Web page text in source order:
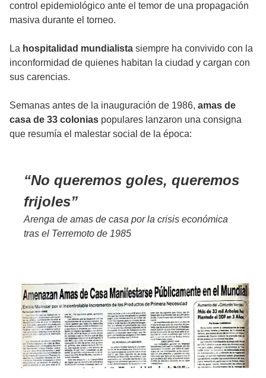
control epidemiológico ante el temor de una propagación
masiva durante el torneo.
La hospitalidad mundialista siempre ha convivido con la
inconformidad de quienes habitan la ciudad y cargan con
sus carencias.
Semanas antes de la inauguración de 1986, amas de
casa de 33 colonias populares lanzaron una consigna
que resumía el malestar social de la época:
No queremos goles, queremos
frijoles
Arenga de amas de casa por la crisis económica
tras el Terremoto de 1985